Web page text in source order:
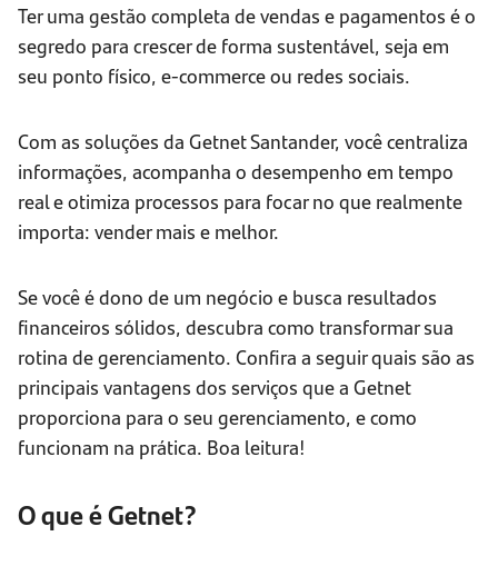
Ter uma gestão completa de vendas e pagamentos é o
segredo para crescer de forma sustentável, seja em
seu ponto físico, e-commerce ou redes sociais.
Com as soluções da Getnet Santander, você centraliza
informações, acompanha o desempenho em tempo
real e otimiza processos para focar no que realmente
importa: vender mais e melhor.
Se você é dono de um negócio e busca resultados
financeiros sólidos, descubra como transformar sua
rotina de gerenciamento. Confira a seguir quais são as
principais vantagens dos serviços que a Getnet
proporciona para o seu gerenciamento, e como
funcionam na prática. Boa leitura!
O que é Getnet?